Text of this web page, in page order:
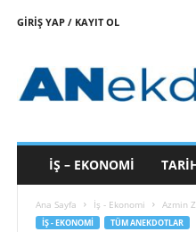
GIRIŞ YAP / KAYIT OL
k
İŞ – EKONOMI
Ana Sayfa İş - Ekonomi Azmin
İŞ - EKONOMI TÜM ANEKDOTLAR